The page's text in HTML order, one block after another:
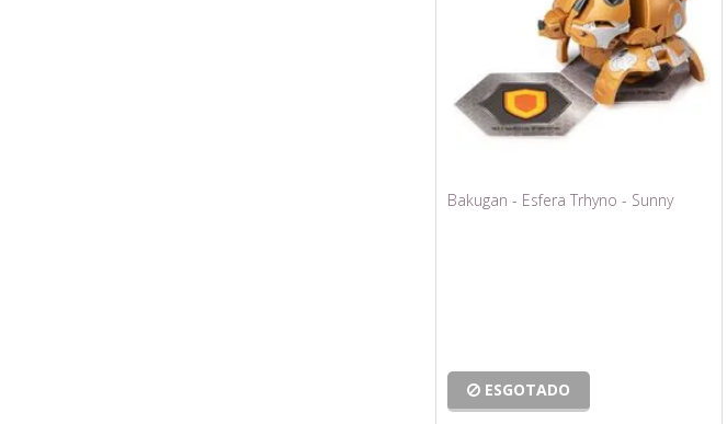
Bakugan - Esfera Trhyno - Sunny
ESGOTADO